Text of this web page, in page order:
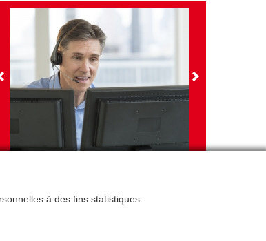
à des fins statistiques.